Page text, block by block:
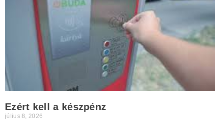
Ezért kell a készpénz
július 8, 2026